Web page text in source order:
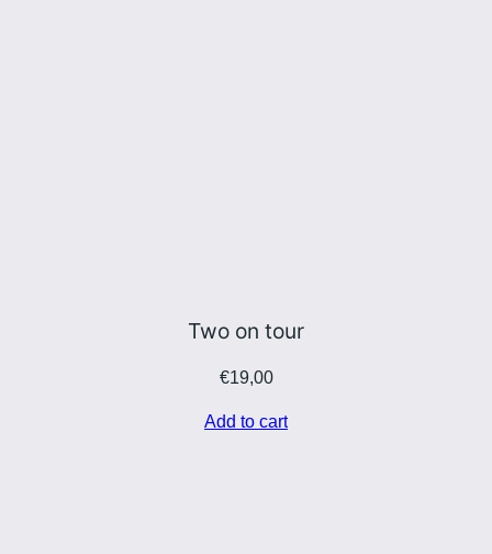
Two on tour
€19,00
Add to cart